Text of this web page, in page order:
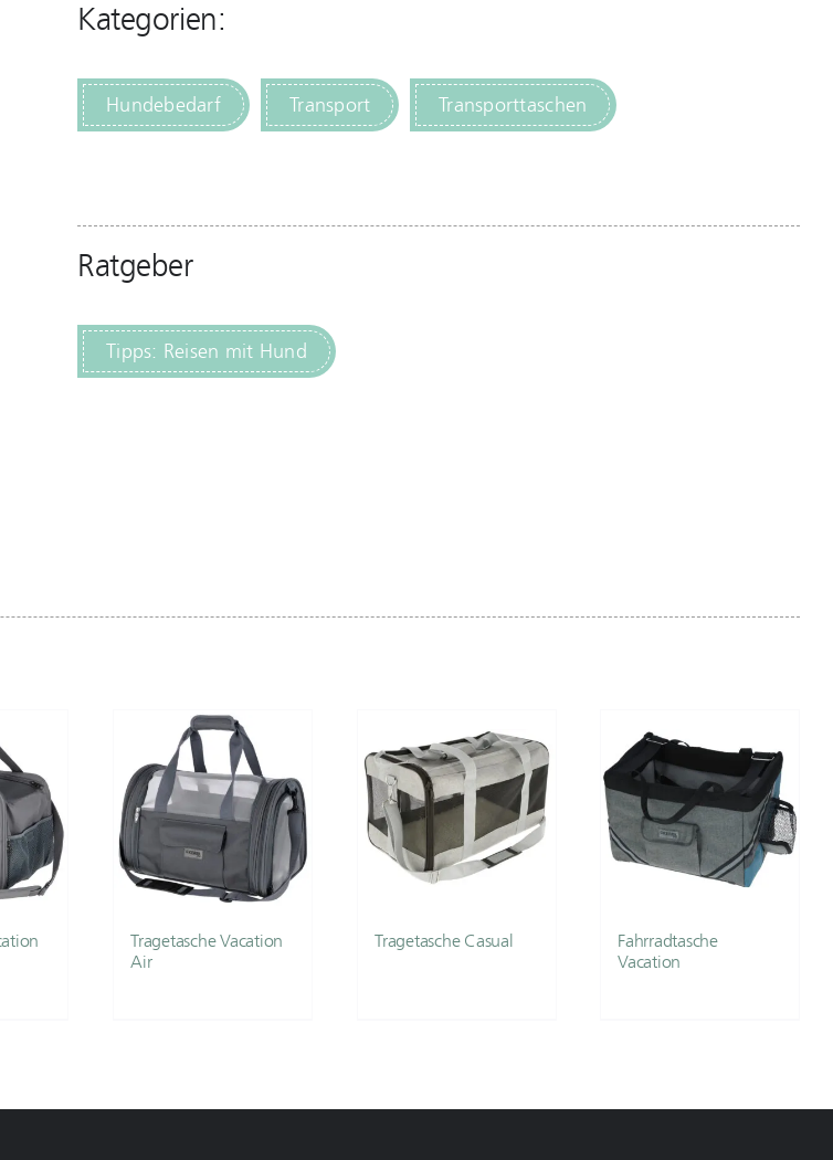
Kategorien:
Hundebedarf Transport Transporttaschen
Ratgeber
Tipps: Reisen mit Hund
Tragetasche Vacation
Air
Tragetasche Casual
Fahrradtasche
Vacation